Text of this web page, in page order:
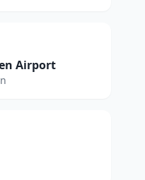
Airport